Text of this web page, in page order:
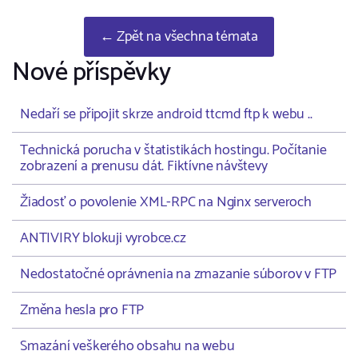
← Zpět na všechna témata
Nové příspěvky
Nedaří se připojit skrze android ttcmd ftp k webu ..
Technická porucha v štatistikách hostingu. Počítanie
zobrazení a prenusu dát. Fiktívne návštevy
Žiadosť o povolenie XML-RPC na Nginx serveroch
ANTIVIRY blokuji vyrobce.cz
Nedostatočné oprávnenia na zmazanie súborov v FTP
Změna hesla pro FTP
Smazání veškerého obsahu na webu